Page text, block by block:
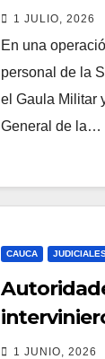
dos
1 JULIO, 2026
En una
personal de la
el Gaula Militar
General de la…
CAUCA
donde se
1 JUNIO, 2026